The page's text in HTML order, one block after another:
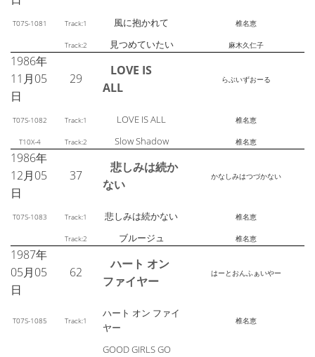
T07S-1081 Track:1 風に抱かれて 椎名恵
Track:2 見つめていたい 麻木久仁子
1986年
11月05
日
29
LOVE IS
ALL
らぶいずおーる
T07S-1082 Track:1 LOVE IS ALL 椎名恵
T10X-4 Track:2 Slow Shadow 椎名恵
1986年
12月05
日
37
悲しみは続か
ない
かなしみはつづかない
T07S-1083 Track:1 悲しみは続かない 椎名恵
Track:2 ブルージュ 椎名恵
1987年
05月05
日
62
ハート オン
ファイヤー
はーとおんふぁいやー
T07S-1085 Track:1
ハート オン ファイ
ヤー
椎名恵
GOOD GIRLS GO